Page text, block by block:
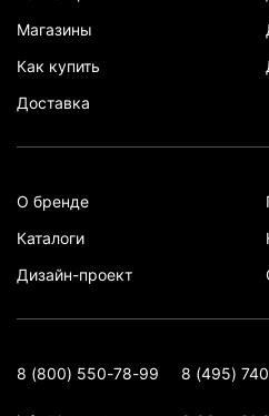
Магазины
Как купить
Доставка
О бренде
Каталоги
Дизайн-проект
8 (800) 550-78-99 8 (495)